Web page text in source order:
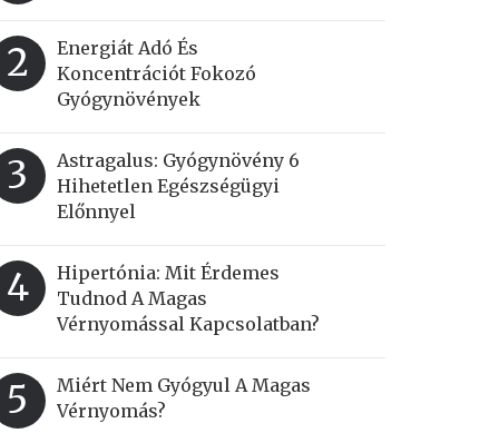
a kapcsolat a K-
és a tüdő
Kínai Angyalgyökér: A
2
Energiát Adó És
Koncentrációt Fokozó
Gyógynövények
3
Astragalus: Gyógynövény 6
Hihetetlen Egészségügyi
Előnnyel
4
Hipertónia: Mit Érdemes
Tudnod A Magas
Vérnyomással Kapcsolatban?
5
Miért Nem Gyógyul A Magas
Vérnyomás?